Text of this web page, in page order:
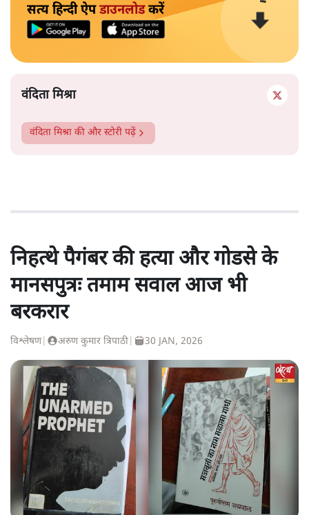
सत्य हिन्दी ऐपडाउनलोडकरें
वंदिता मिश्रा
वंदिता मिश्रा की और स्टोरी पढ़ें
निहत्थे पैगंबर की हत्या और गोडसे के
मानसपुत्रः तमाम सवाल आज भी
बरकरार
विश्लेषण| अरुण कुमार त्रिपाठी 30 JAN, 2026